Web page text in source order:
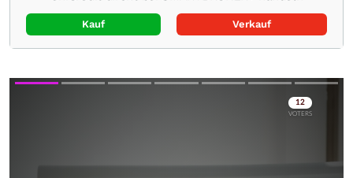
Kauf Verkauf